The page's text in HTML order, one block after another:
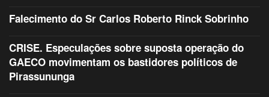
Falecimento do Sr Carlos Roberto Rinck Sobrinho
CRISE. Especulações sobre suposta operação do
GAECO movimentam os bastidores políticos de
Pirassununga